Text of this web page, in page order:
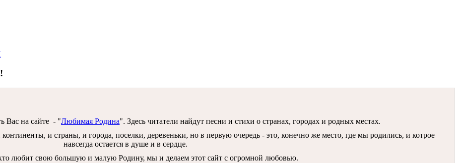
Вас на сайте - "Любимая Родина". Здесь читатели найдут песни и стихи о странах, городах и родных местах.
и страны, и города, поселки, деревеньки, но в первую очередь - это, конечно же место, где мы родились, и котрое
навсегда остается в душе и в сердце.
любит свою большую и малую Родину, мы и делаем этот сайт с огромной любовью.